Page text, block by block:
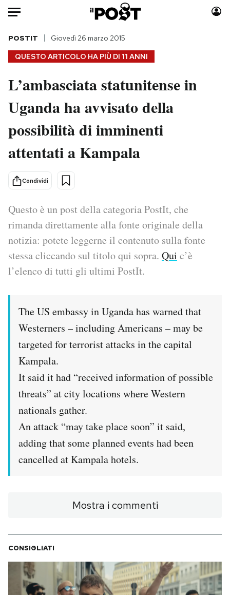
Auto
HOME
Italia
Politica
Tecnologia
Scienza
Cultura
Economia
Sport
Moda
Consumismi
Storie/Idee
Media
Mondiali calcio 2026
PODCAST
I MIEI PREFERITI
SHOP
AREA PERSONALE
Area Personale
Newsletter
QUESTO ARTICOLO HA PIÙ DI 11 ANNI
POSTIT Giovedì 26 marzo 2015
L’ambasciata statunitense in
Uganda ha avvisato della
possibilità di imminenti
attentati a Kampala
Condividi
Questo è un post della categoria PostIt, che
rimanda direttamente alla fonte originale della
notizia: potete leggerne il contenuto sulla fonte
stessa cliccando sul titolo qui sopra. Qui c’è
l’elenco di tutti gli ultimi PostIt.
The US embassy in Uganda has warned that
Westerners – including Americans – may be
targeted for terrorist attacks in the capital
Kampala.
It said it had “received information of possible
threats” at city locations where Western
nationals gather.
An attack “may take place soon” it said,
adding that some planned events had been
cancelled at Kampala hotels.
Mostra i commenti
CONSIGLIATI